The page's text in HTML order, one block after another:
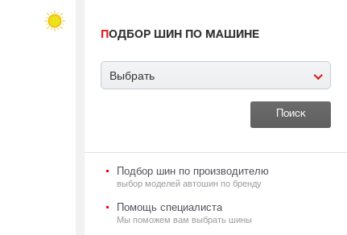
ПОДБОР ШИН ПО МАШИНЕ
Выбрать
Подбор шин по производителю
выбор моделей автошин по бренду
Помощь специалиста
Мы поможем вам выбрать шины